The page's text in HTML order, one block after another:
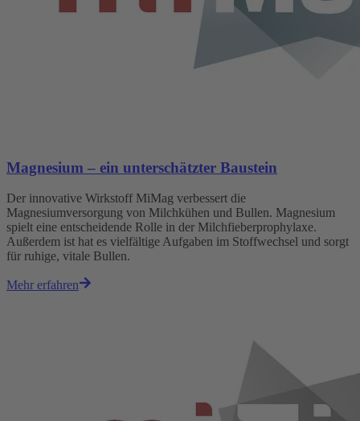
Magnesium – ein unterschätzter Baustein
Der innovative Wirkstoff MiMag verbessert die
Magnesiumversorgung von Milchkühen und Bullen. Magnesium
spielt eine entscheidende Rolle in der Milchfieberprophylaxe.
Außerdem ist hat es vielfältige Aufgaben im Stoffwechsel und sorgt
für ruhige, vitale Bullen.
Mehr erfahren